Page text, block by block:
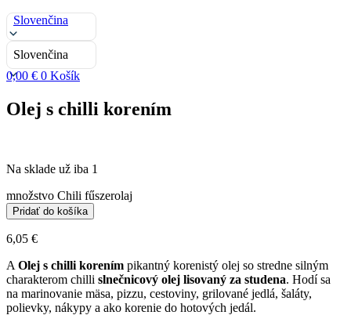
Slovenčina
Slovenčina
0,00 € 0 Košík
Olej s chilli korením
Na sklade už iba 1
množstvo Chili fűszerolaj
Pridať do košíka
6,05 €
A Olej s chilli korením pikantný korenistý olej so stredne silným
charakterom chilli slnečnicový olej lisovaný za studena. Hodí sa
na marinovanie mäsa, pizzu, cestoviny, grilované jedlá, šaláty,
polievky, nákypy a ako korenie do hotových jedál.